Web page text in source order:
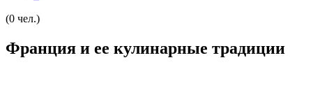
(0 чел.)
Франция и ее кулинарные традиции